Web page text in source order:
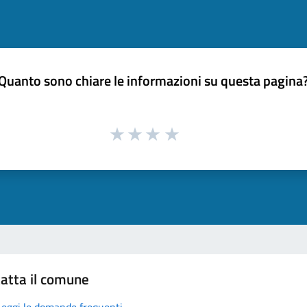
sono chiare le informazioni su questa
il comune